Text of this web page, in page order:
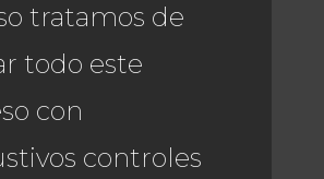
tratamos de
todo este
con
controles